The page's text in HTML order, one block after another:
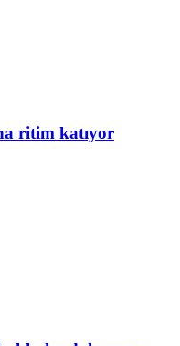
ritim katıyor